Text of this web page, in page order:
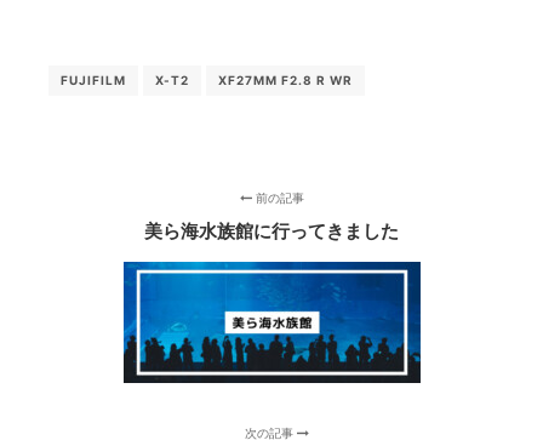
FUJIFILM X-T2 XF27MM F2.8 R WR
前の記事
美ら海水族館に行ってきました
次の記事